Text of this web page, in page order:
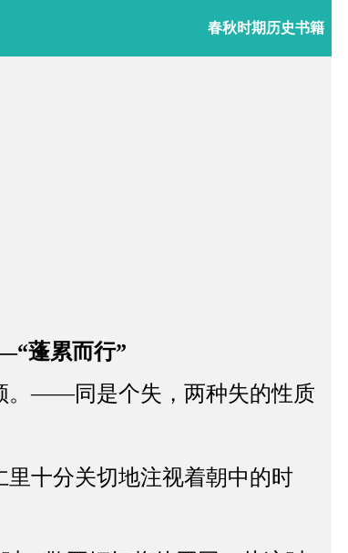
春秋时期历史书籍
蓬累而行”
——同是个失，两种失的性质
十分关切地注视着朝中的时